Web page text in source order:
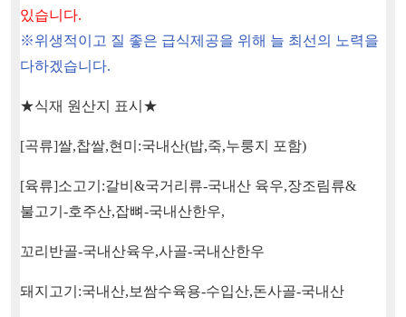
있습니다.
※위생적이고 질 좋은 급식제공을 위해 늘 최선의 노력을
다하겠습니다.
★식재 원산지 표시 ★
[곡류]쌀,찹쌀,현미 :국내산(밥,죽,누룽지 포함)
[육류]소고기 :갈비 &국거리류-국내산 육우,장조림류&
불고기 -호주산,잡뼈-국내산한우,
꼬리반골-국내산육우,사골-국내산한우
돼지고기 :국내산, 보쌈수육용-수입산,돈사골-국내산